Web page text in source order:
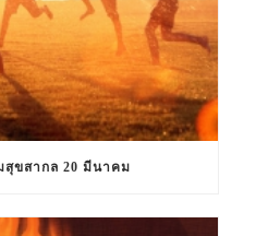
ขสากล 20 มีนาคม